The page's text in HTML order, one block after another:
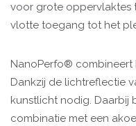
voor grote oppervlaktes
vlotte toegang tot het
NanoPerfo® combineert
Dankzij de lichtreflectie
kunstlicht nodig. Daarbij
combinatie met een